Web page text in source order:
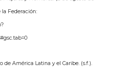
la Federación:
de América Latina y el Caribe. (s.f.).